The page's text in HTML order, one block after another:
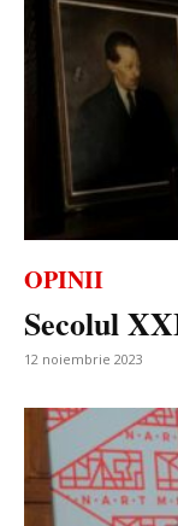
OPINII
Secolul
12 noiembrie 2023